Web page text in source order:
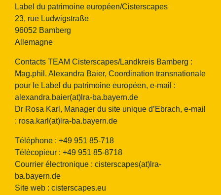
Label du patrimoine européen/Cisterscapes
23, rue Ludwigstraße
96052 Bamberg
Allemagne
Contacts TEAM Cisterscapes/Landkreis Bamberg :
Mag.phil. Alexandra Baier, Coordination transnationale
pour le Label du patrimoine européen, e-mail :
alexandra.baier(at)lra-ba.bayern.de
Dr Rosa Karl, Manager du site unique d’Ebrach, e-mail
: rosa.karl(at)lra-ba.bayern.de
Téléphone : +49 951 85-718
Télécopieur : +49 951 85-8718
Courrier électronique : cisterscapes(at)lra-
ba.bayern.de
Site web : cisterscapes.eu